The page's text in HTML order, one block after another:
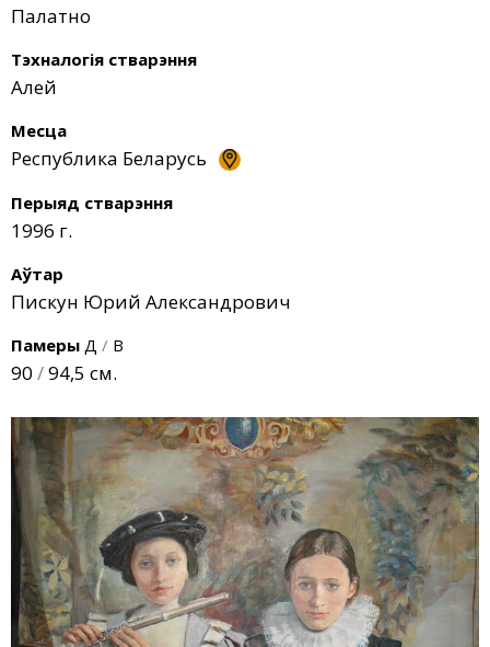
Палатно
Тэхналогія стварэння
Алей
Месца
Республика Беларусь
Перыяд стварэння
1996 г.
Аўтар
Пискун Юрий Александрович
Памеры Д / В
90 /94,5 см.